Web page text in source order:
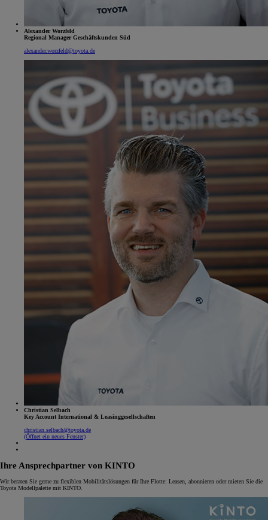
Alexander Worzfeld
Regional Manager Geschäftskunden Süd
alexander.worzfeld@toyota.de
Christian Selbach
Key Account International & Leasinggesellschaften
christian.selbach@toyota.de
(Öffnet ein neues Fenster)
Ihre Ansprechpartner von KINTO
Wir beraten Sie gerne zu flexiblen Mobilitätslösungen für Ihre Flotte: Leasen, abonnieren oder mieten Sie die
Toyota Modellpalette mit KINTO.